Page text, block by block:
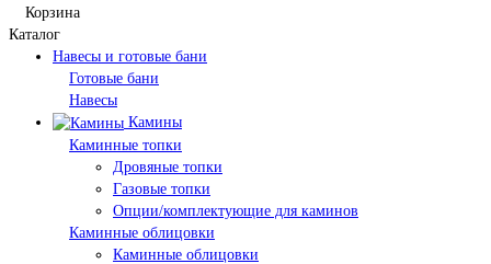
Корзина
Каталог
Навесы и готовые бани
Готовые бани
Навесы
Камины
Каминные топки
Дровяные топки
Газовые топки
Опции/комплектующие для каминов
Каминные облицовки
Каминные облицовки